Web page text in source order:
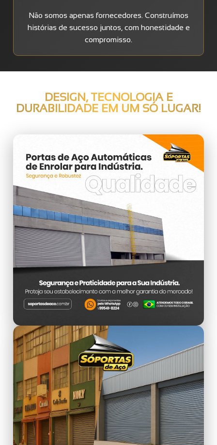
Não somos apenas fornecedores. Construímos
histórias de sucesso juntos, com honestidade e
compromisso.
DESIGN, TECNOLOGIA E
DURABILIDADE EM UM SÓ LUGAR!